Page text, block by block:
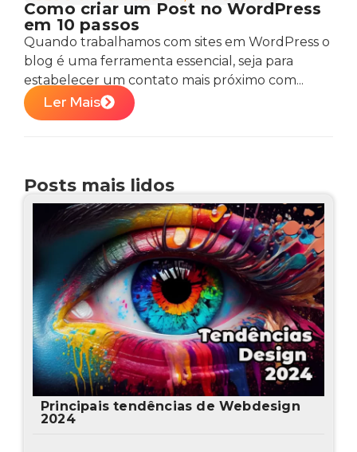
Como criar um Post no WordPress
em 10 passos
Quando trabalhamos com sites em WordPress o
blog é uma ferramenta essencial, seja para
estabelecer um contato mais próximo com...
Ler Mais
Posts mais lidos
Principais tendências de Webdesign
2024